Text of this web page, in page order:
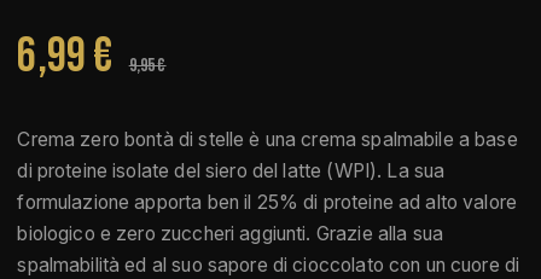
6,99 € 9,95 €
Crema zero bontà di stelle è una crema spalmabile a base
di proteine isolate del siero del latte (WPI). La sua
formulazione apporta ben il 25% di proteine ad alto valore
biologico e zero zuccheri aggiunti. Grazie alla sua
spalmabilità ed al suo sapore di cioccolato con un cuore di